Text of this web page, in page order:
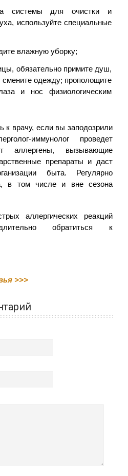
системы для очистки и
используйте специальные
влажную уборку;
обязательно примите душ,
смените одежду; прополощите
и нос физиологическим
к врачу, если вы заподозрили
иммунолог проведет
аллергены, вызывающие
препараты и даст
быта. Регулярно
в том числе и вне сезона
аллергических реакций
обратиться к
>>>